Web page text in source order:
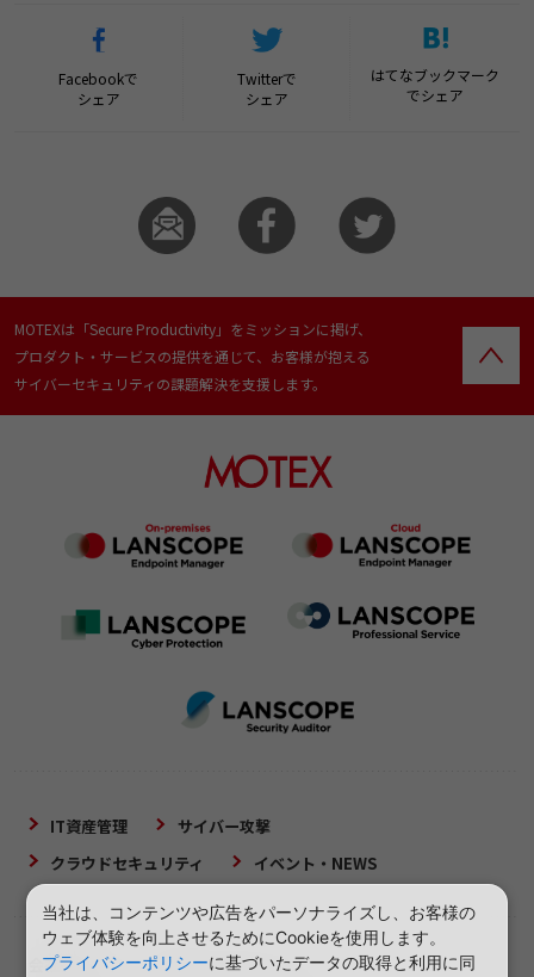
Facebookで
シェア
Twitterで
シェア
はてなブックマーク
でシェア
MOTEXは「Secure Productivity」をミッションに掲げ、
プロダクト・サービスの提供を通じて、お客様が抱える
サイバーセキュリティの課題解決を支援します。
IT資産管理
サイバー攻撃
クラウドセキュリティ
イベント・NEWS
会社概要 当サイトについて
当社は、コンテンツや広告をパーソナライズし、お客様の
ウェブ体験を向上させるためにCookieを使用します。
プライバシーポリシーに基づいたデータの取得と利用に同